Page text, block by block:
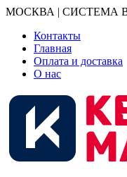
МОСКВА | СИСТЕМА
Контакты
Главная
Оплата и доставка
О нас